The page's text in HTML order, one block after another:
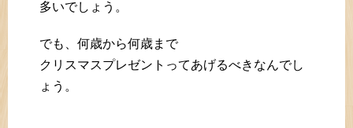
多いでしょう。
でも、何歳から何歳まで
クリスマスプレゼントってあげるべきなんでし
ょう。